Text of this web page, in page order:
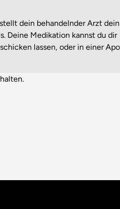
dein behandelnder Arzt dein
Deine Medikation kannst du dir
lassen, oder in einer